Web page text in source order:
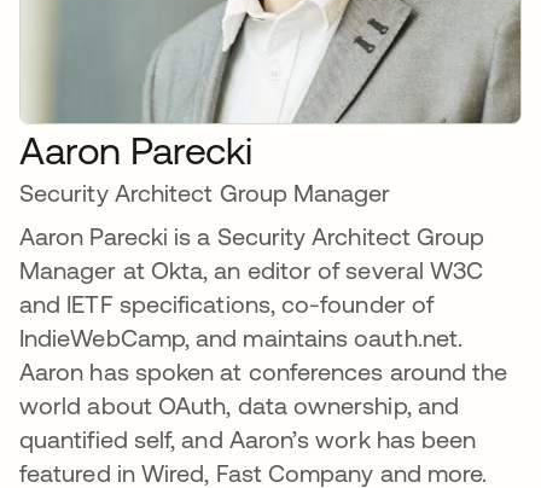
Aaron Parecki
Security Architect Group Manager
Aaron Parecki is a Security Architect Group
Manager at Okta, an editor of several W3C
and IETF specifications, co-founder of
IndieWebCamp, and maintains oauth.net.
Aaron has spoken at conferences around the
world about OAuth, data ownership, and
quantified self, and Aaron’s work has been
featured in Wired, Fast Company and more.